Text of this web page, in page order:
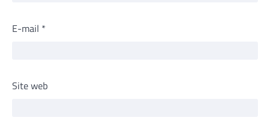
E-mail *
Site web